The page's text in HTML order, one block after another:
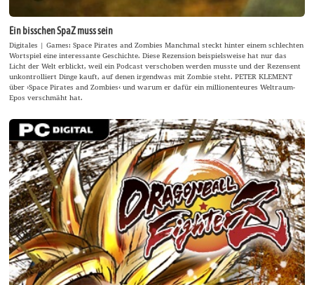
Ein bisschen SpaZ muss sein
Digitales | Games: Space Pirates and Zombies Manchmal steckt hinter einem schlechten
Wortspiel eine interessante Geschichte. Diese Rezension beispielsweise hat nur das
Licht der Welt erblickt, weil ein Podcast verschoben werden musste und der Rezensent
unkontrolliert Dinge kauft, auf denen irgendwas mit Zombie steht. PETER KLEMENT
über ›Space Pirates and Zombies‹ und warum er dafür ein millionenteures Weltraum-
Epos verschmäht hat.